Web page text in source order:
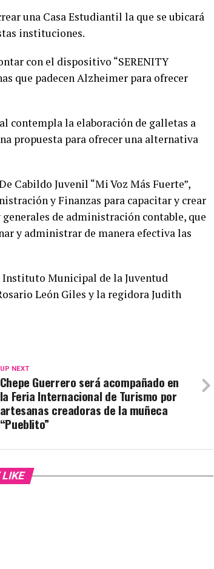
una Casa Estudiantil la que se ubicará
instituciones.
con el dispositivo “SERENITY
que padecen Alzheimer para ofrecer
contempla la elaboración de galletas a
propuesta para ofrecer una alternativa
Cabildo Juvenil “Mi Voz Más Fuerte”,
y Finanzas para capacitar y crear
de administración contable, que
y administrar de manera efectiva las
Municipal de la Juventud
León Giles y la regidora Judith
UP NEXT
Chepe Guerrero será acompañado en
la Feria Internacional de Turismo por
artesanas creadoras de la muñeca
“Pueblito”
LIKE